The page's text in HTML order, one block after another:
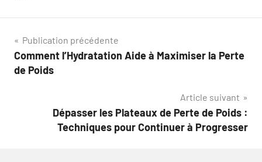
Navigation
de
Publication précédente
Comment l’Hydratation Aide à Maximiser la Perte
de Poids
Article suivant
Dépasser les Plateaux de Perte de Poids :
Techniques pour Continuer à Progresser